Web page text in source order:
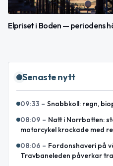
Elpriset i Boden — periodens
Senaste nytt
09:33 – Snabbkoll: regn,
08:09 – Natt i Norrbotten:
motorcykel krockade med
08:06 – Fordonshaveri på
Travbaneleden påverkar